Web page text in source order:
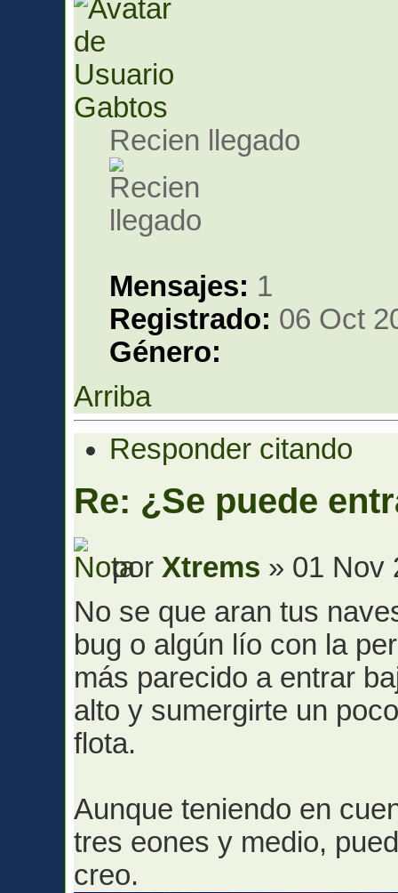
Gabtos
Recien llegado
Mensajes: 1
Registrado: 06 Oct
Género:
Arriba
Responder citando
Re: ¿Se puede
por Xtrems » 01 Nov
No se que aran tus
bug o algún lío con la
más parecido a entrar
alto y sumergirte un
flota.
Aunque teniendo en
tres eones y medio,
creo.